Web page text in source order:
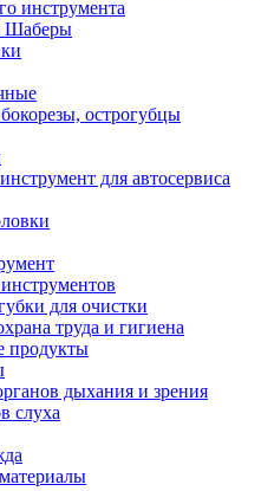
инструмента
Шаберы
острогубцы
для автосервиса
для очистки
труда и гигиена
продукты
дыхания и зрения
слуха